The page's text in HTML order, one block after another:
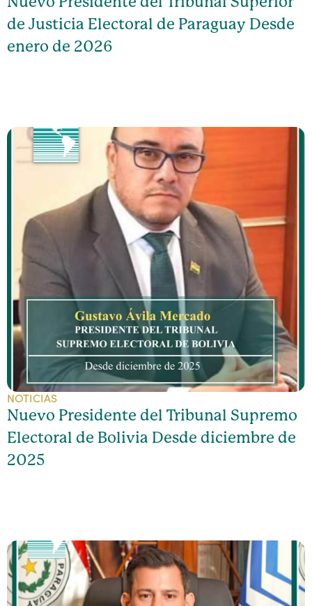
de Justicia Electoral de Paraguay Desde
enero de 2026
NOTICIAS
Nuevo Presidente del Tribunal Supremo
Electoral de Bolivia Desde diciembre de
2025